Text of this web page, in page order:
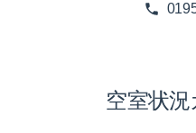
空室状